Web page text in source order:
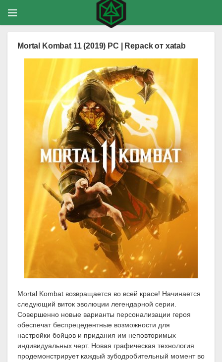
Mortal Kombat 11 (2019) PC | Repack от xatab
Mortal Kombat возвращается во всей красе! Начинается
следующий виток эволюции легендарной серии.
Совершенно новые варианты персонализации героя
обеспечат беспрецедентные возможности для
настройки бойцов и придания им неповторимых
индивидуальных черт. Новая графическая технология
продемонстрирует каждый зубодробительный момент во